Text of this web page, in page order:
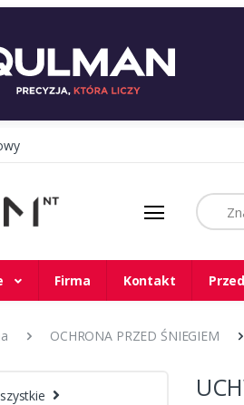
Szukaj
Firma Kontakt
OCHRONA PRZED ŚNIEGIEM